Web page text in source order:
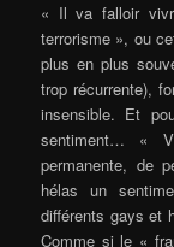
« Il va falloir
terrorisme », ou
plus en plus
trop récurrente),
insensible. Et
sentiment… «
permanente, de
hélas un
différents gays et
Comme si le «